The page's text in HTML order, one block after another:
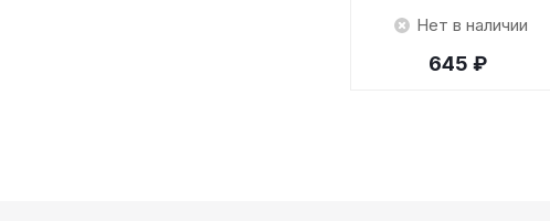
Нет в наличии
645 ₽